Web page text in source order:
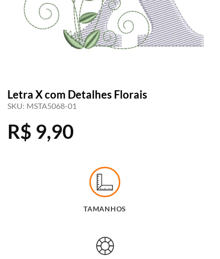
Letra X com Detalhes Florais
SKU: MSTA5068-01
R$ 9,90
TAMANHOS
7 CORES